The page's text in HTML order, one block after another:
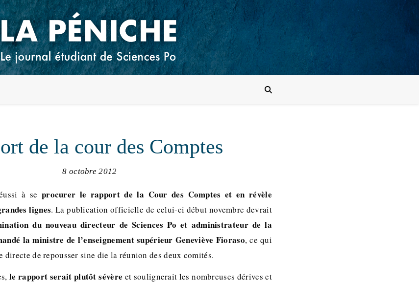
de la cour des Comptes
8 octobre 2012
à se procurer le rapport de la Cour des Comptes et en révèle
lignes. La publication officielle de celui-ci début novembre devrait
du nouveau directeur de Sciences Po et administrateur de la
la ministre de l’enseignement supérieur Geneviève Fioraso, ce qui
directe de repousser sine die la réunion des deux comités.
le rapport serait plutôt sévère et soulignerait les nombreuses dérives et